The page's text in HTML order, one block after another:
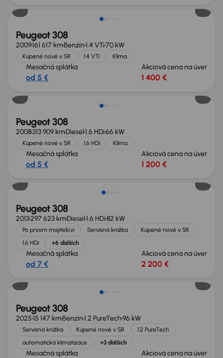
Peugeot 308
2009161 617 kmBenzín1.4 VTi70 kW
Kúpené nové v SR 1.4 VTi Klíma
Mesačná splátka
od 5 €
Akciová cena na úver
1 400 €
Nové v ponuke
Peugeot 308
2008313 909 kmDiesel1.6 HDi66 kW
Kúpené nové v SR 1.6 HDi Klíma
Mesačná splátka
od 5 €
Akciová cena na úver
1 200 €
Peugeot 308
2013297 623 kmDiesel1.6 HDi82 kW
Po prvom majiteľovi Servisná knižka
Kúpené nové v SR
1.6 HDi
+6 ďalších
Mesačná splátka
od 7 €
Akciová cena na úver
2 200 €
Peugeot 308
202515 147 kmBenzín1.2 PureTech96 kW
Servisná knižka Kúpené nové v SR
1.2 PureTech
automatická klimatizace
+3 ďalších
Mesačná splátka Akciová cena na úver